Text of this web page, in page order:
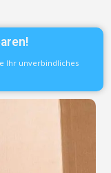
Ihr unverbindliches